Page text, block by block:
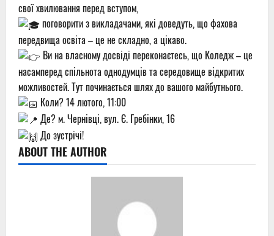
свої хвилювання перед вступом,
поговорити з викладачами, які доведуть, що фахова
передвища освіта – це не складно, а цікаво.
Ви на власному досвіді переконаєтесь, що Коледж – це
насамперед спільнота однодумців та середовище відкритих
можливостей. Тут починається шлях до вашого майбутнього.
Коли? 14 лютого, 11:00
Де? м. Чернівці, вул. Є. Гребінки, 16
До зустрічі!
ABOUT THE AUTHOR